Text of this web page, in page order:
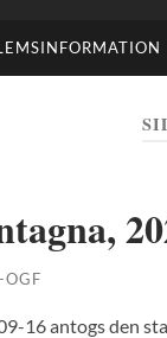
OGF
16 antogs den